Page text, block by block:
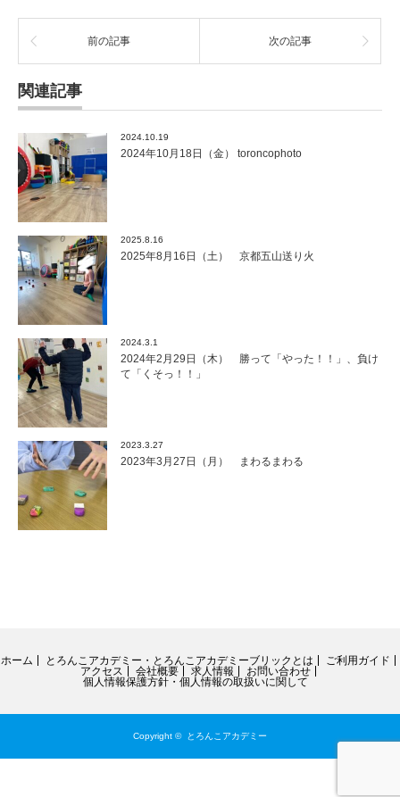
前の記事 次の記事
関連記事
2024.10.19
2024年10月18日（金） toroncophoto
2025.8.16
2025年8月16日（土） 京都五山送り火
2024.3.1
2024年2月29日（木） 勝って「やった！！」、負け
て「くそっ！！」
2023.3.27
2023年3月27日（月） まわるまわる
ホーム とろんこアカデミー・とろんこアカデミーブリックとは
ご利用ガイド
アクセス
会社概要 求人情報
お問い合わせ
個人情報保護方針・個人情報の取扱いに関して
Copyright © とろんこアカデミー